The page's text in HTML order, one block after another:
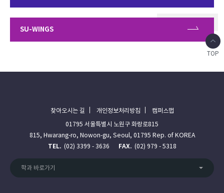
SU-WINGS
TOP
찾아오시는 길 개인정보처리방침
캠퍼스맵
01795 서울특별시 노원구 화랑로815
815, Hwarang-ro, Nowon-gu, Seoul, 01795 Rep. of KOREA
TEL. (02) 3399 - 3636 FAX. (02) 979 - 5318
학과 바로가기